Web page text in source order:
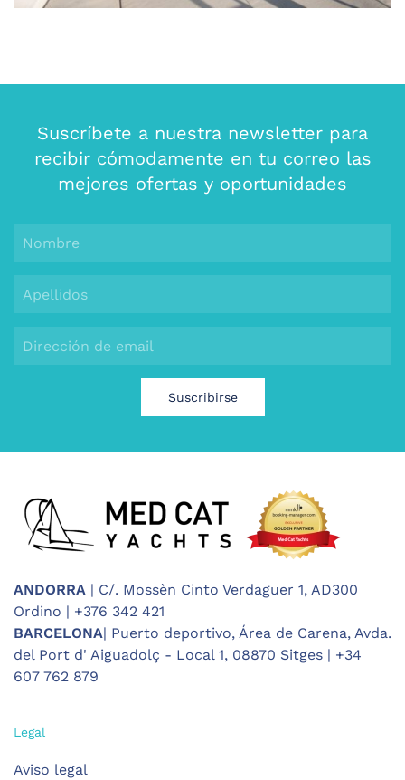
Suscríbete a nuestra newsletter para
recibir cómodamente en tu correo las
mejores ofertas y oportunidades
Suscribirse
ANDORRA | C/. Mossèn Cinto Verdaguer 1, AD300
Ordino | +376 342 421
BARCELONA| Puerto deportivo, Área de Carena, Avda.
del Port d' Aiguadolç - Local 1, 08870 Sitges | +34
607 762 879
Legal
Aviso legal